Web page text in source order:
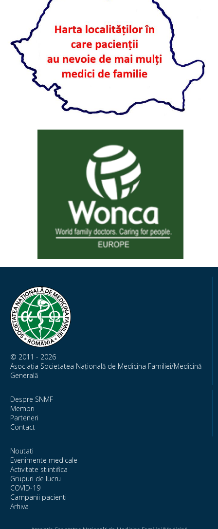
© 2011 - 2026
Asociația Societatea Națională de Medicina Familiei/Medicină
Generală
Despre SNMF
Membri
Parteneri
Contact
Noutati
Evenimente medicale
Activitate stiintifica
Grupuri de lucru
COVID-19
Campanii pacienti
Arhiva